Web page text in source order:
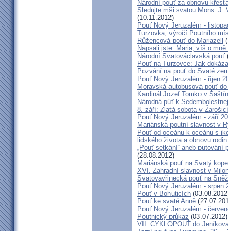
Národní pouť za obnovu
Sledujte mši svatou Mons. J.
(10.11.2012)
Pouť Nový Jeruzalém -
Turzovka, výročí Poutního
Růžencová pouť do Mariazell
Napsali jste: Maria, víš o mně
Národní Svatováclavská pouť
Pouť na Turzovce: Jak
Pozvání na pouť do Svaté
Pouť Nový Jeruzalém - říjen
Moravská autobusová pouť
Kardinál Jozef Tomko v
Národná púť k
8. září: Zlatá sobota v
Pouť Nový Jeruzalém - září
Mariánská poutní slavnost v
Pouť od oceánu k oceánu s
lidského života a obnovu
„Pouť setkání“ aneb putování
(28.08.2012)
Mariánská pouť na Svatý
XVI. Zahradní slavnost v
Svatovavřinecká pouť na
Pouť Nový Jeruzalém - srpen
Pouť v Bohuticích
Pouť ke svaté Anně
Pouť Nový Jeruzalém -
Poutnický průkaz (03.07.2012)
VII. CYKLOPOUŤ do